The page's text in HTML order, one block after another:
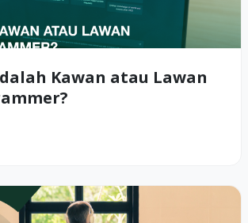
Kawan atau Lawan